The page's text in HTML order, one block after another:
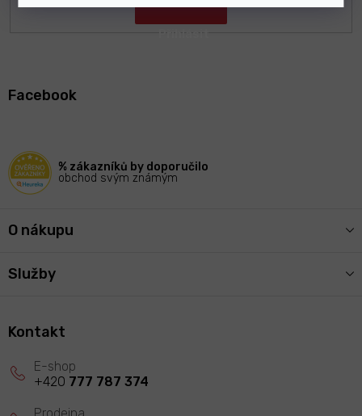
Facebook
% zákazníků by doporučilo
obchod svým známým
O nákupu
Služby
Kontakt
+420 777 787 374